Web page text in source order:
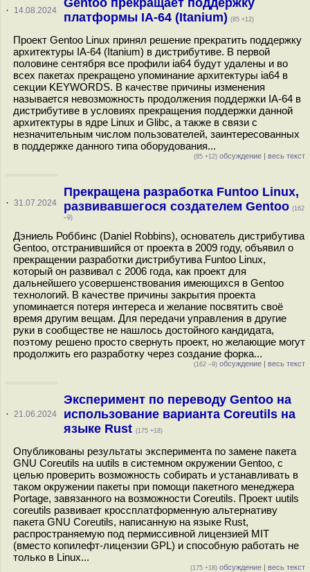
· 14.08.2024
Gentoo прекращает поддержку
платформы IA-64 (Itanium) (85 +12)
Проект Gentoo Linux принял решение прекратить поддержку
архитектуры IA-64 (Itanium) в дистрибутиве. В первой
половине сентября все профили ia64 будут удалены и во
всех пакетах прекращено упоминание архитектуры ia64 в
секции KEYWORDS. В качестве причины изменения
называется невозможность продолжения поддержки IA-64 в
дистрибутиве в условиях прекращения поддержки данной
архитектуры в ядре Linux и Glibc, а также в связи с
незначительным числом пользователей, заинтересованных
в поддержке данного типа оборудования...
(85 +12) обсуждение | весь текст
· 31.07.2024
Прекращена разработка Funtoo Linux,
развивавшегося создателем Gentoo (162
–9)
Дэниель Роббинс (Daniel Robbins), основатель дистрибутива
Gentoo, отстранившийся от проекта в 2009 году, объявил о
прекращении разработки дистрибутива Funtoo Linux,
который он развивал с 2006 года, как проект для
дальнейшего усовершенствования имеющихся в Gentoo
технологий. В качестве причины закрытия проекта
упоминается потеря интереса и желание посвятить своё
время другим вещам. Для передачи управления в другие
руки в сообществе не нашлось достойного кандидата,
поэтому решено просто свернуть проект, но желающие могут
продолжить его разработку через создание форка...
(162 –9) обсуждение | весь текст
· 21.06.2024
Эксперимент по переводу Gentoo на
использование варианта Coreutils на
языке Rust (175 +18)
Опубликованы результаты эксперимента по замене пакета
GNU Coreutils на uutils в системном окружении Gentoo, с
целью проверить возможность собирать и устанавливать в
таком окружении пакеты при помощи пакетного менеджера
Portage, завязанного на возможности Coreutils. Проект uutils
coreutils развивает кроссплатформенную альтернативу
пакета GNU Coreutils, написанную на языке Rust,
распространяемую под пермиссивной лицензией MIT
(вместо копилефт-лицензии GPL) и способную работать не
только в Linux...
(175 +18) обсуждение | весь текст